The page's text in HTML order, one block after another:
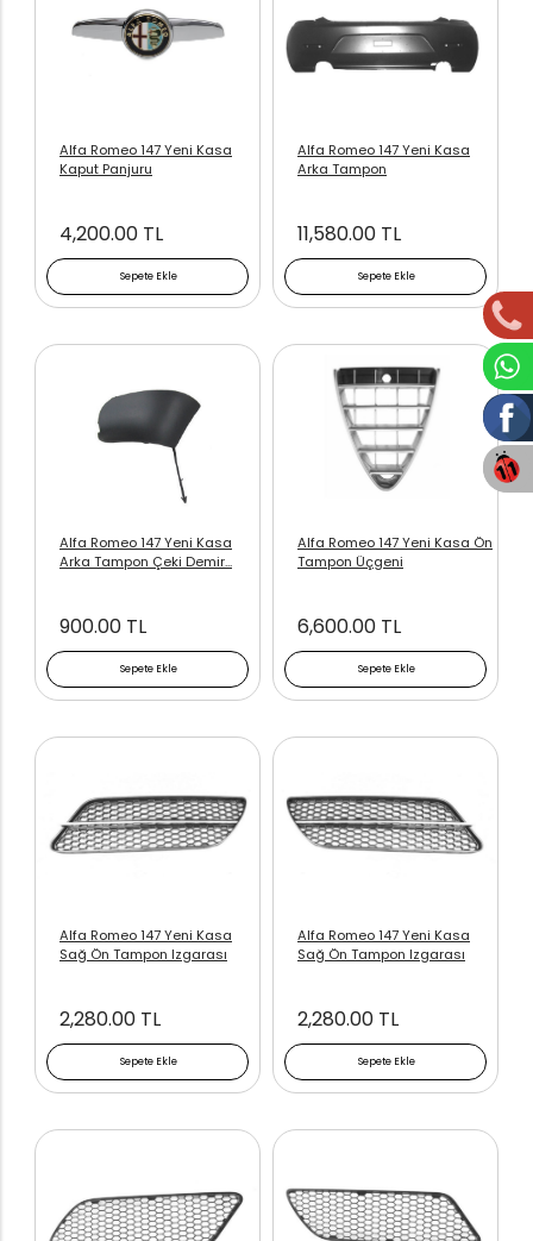
Sepete Ekle
Alfa Romeo 147 Yeni Kasa
Kaput Panjuru
4,200.00 TL
Sepete Ekle
Alfa Romeo 147 Yeni Kasa
Arka Tampon
11,580.00 TL
Sepete Ekle
Alfa Romeo 147 Yeni Kasa
Arka Tampon Çeki Demir...
900.00 TL
Sepete Ekle
Alfa Romeo 147 Yeni Kasa Ön
Tampon Üçgeni
6,600.00 TL
Sepete Ekle
Alfa Romeo 147 Yeni Kasa
Sağ Ön Tampon Izgarası
2,280.00 TL
Sepete Ekle
Alfa Romeo 147 Yeni Kasa
Sağ Ön Tampon Izgarası
2,280.00 TL